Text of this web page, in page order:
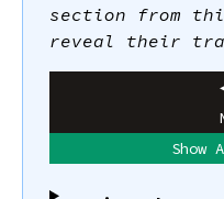
section from
reveal their
Show